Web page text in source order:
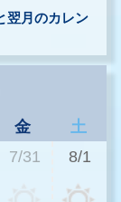
翌月のカレン
金
土
7/31 8/1